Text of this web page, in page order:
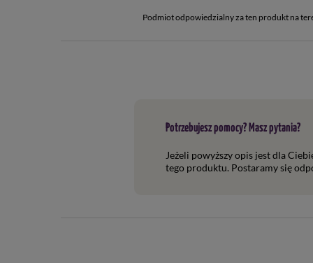
Podmiot odpowiedzialny za ten produkt na
Potrzebujesz pomocy? Masz pytania?
Jeżeli powyższy opis jest dla
tego produktu. Postaramy się